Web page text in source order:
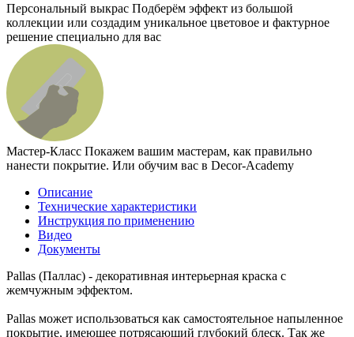
Персональный выкрас Подберём эффект из большой
коллекции или создадим уникальное цветовое и фактурное
решение специально для вас
Мастер-Класс Покажем вашим мастерам, как правильно
нанести покрытие. Или обучим вас в Decor-Academy
Описание
Технические характеристики
Инструкция по применению
Видео
Документы
Pallas (Паллас) - декоративная интерьерная краска с
жемчужным эффектом.
Pallas может использоваться как самостоятельное напыленное
покрытие, имеющее потрясающий глубокий блеск. Так же